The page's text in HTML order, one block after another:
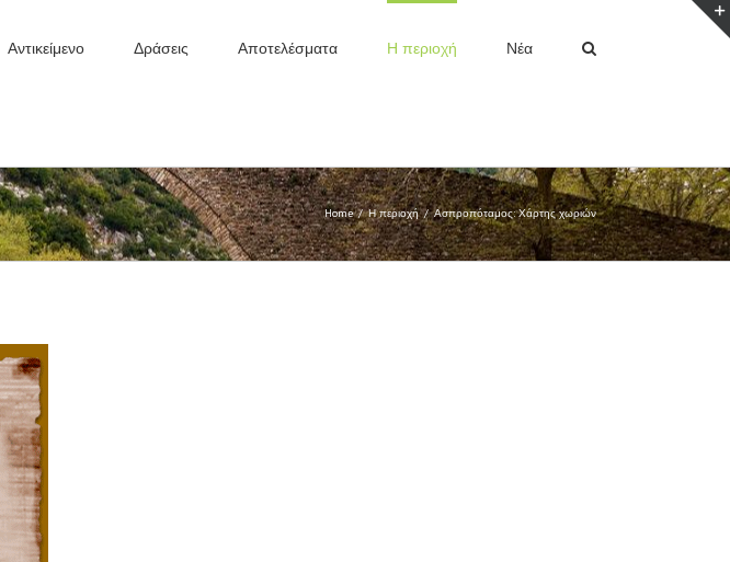
Αντικείμενο Δράσεις Αποτελέσματα Η περιοχή Νέα
Home / Η περιοχή / Ασπροπόταμος: Χάρτης χωριών